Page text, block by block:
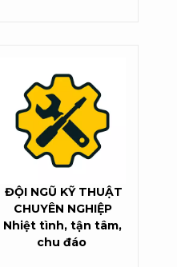
ĐỘI NGŨ KỸ THUẬT
CHUYÊN NGHIỆP
Nhiệt tình, tận tâm,
chu đáo